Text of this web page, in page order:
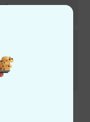
5 Blue B-Stock
jours
69 €